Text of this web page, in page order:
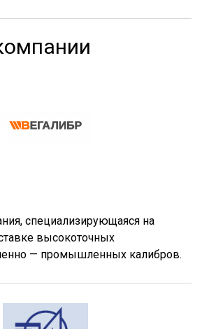
специализирующаяся на
высокоточных
— промышленных калибров.